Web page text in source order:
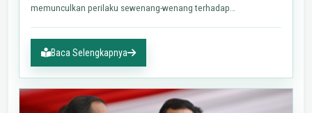
memunculkan perilaku sewenang-wenang terhadap
Baca Selengkapnya